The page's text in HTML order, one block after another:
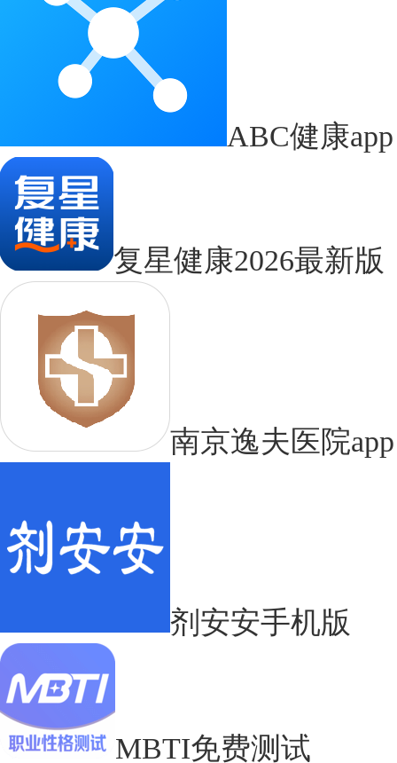
ABC健康app
复星健康2026最新版
南京逸夫医院app
剂安安手机版
MBTI免费测试